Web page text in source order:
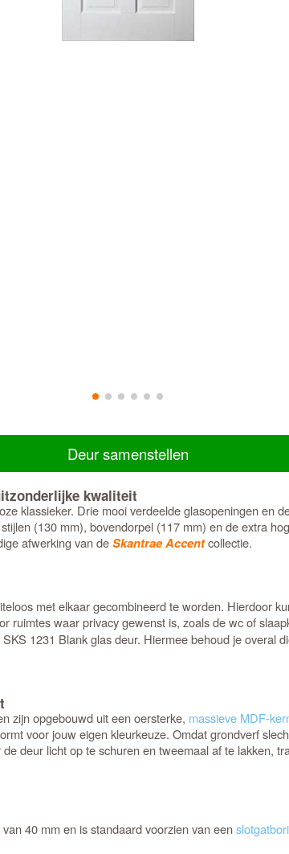
Deur samenstellen
kwaliteit
klassieker. Drie mooi verdeelde glasopeningen en
(130 mm), bovendorpel (117 mm) en de extra
afwerking van deSkantrae Accentcollectie.
met elkaar gecombineerd te worden. Hierdoor
ruimtes waar privacy gewenst is, zoals de wc of
1231 Blank glas deur. Hiermee behoud je overal
zijn opgebouwd uit een oersterke, massieve MDF-
voor jouw eigen kleurkeuze. Omdat grondverf
deur licht op te schuren en tweemaal af te lakken,
40 mm en is standaard voorzien van een